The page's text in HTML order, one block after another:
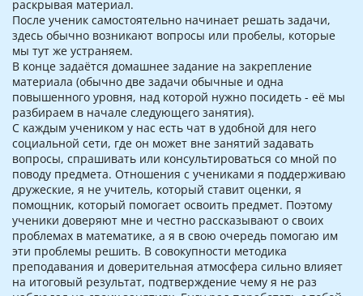
раскрывая материал.
После ученик самостоятельно начинает решать задачи,
здесь обычно возникают вопросы или пробелы, которые
мы тут же устраняем.
В конце задаётся домашнее задание на закрепление
материала (обычно две задачи обычные и одна
повышенного уровня, над которой нужно посидеть - её мы
разбираем в начале следующего занятия).
С каждым учеником у нас есть чат в удобной для него
социальной сети, где он может вне занятий задавать
вопросы, спрашивать или консультироваться со мной по
поводу предмета. Отношения с учениками я поддерживаю
дружеские, я не учитель, который ставит оценки, я
помощник, который помогает освоить предмет. Поэтому
ученики доверяют мне и честно рассказывают о своих
проблемах в математике, а я в свою очередь помогаю им
эти проблемы решить. В совокупности методика
преподавания и доверительная атмосфера сильно влияет
на итоговый результат, подтверждение чему я не раз